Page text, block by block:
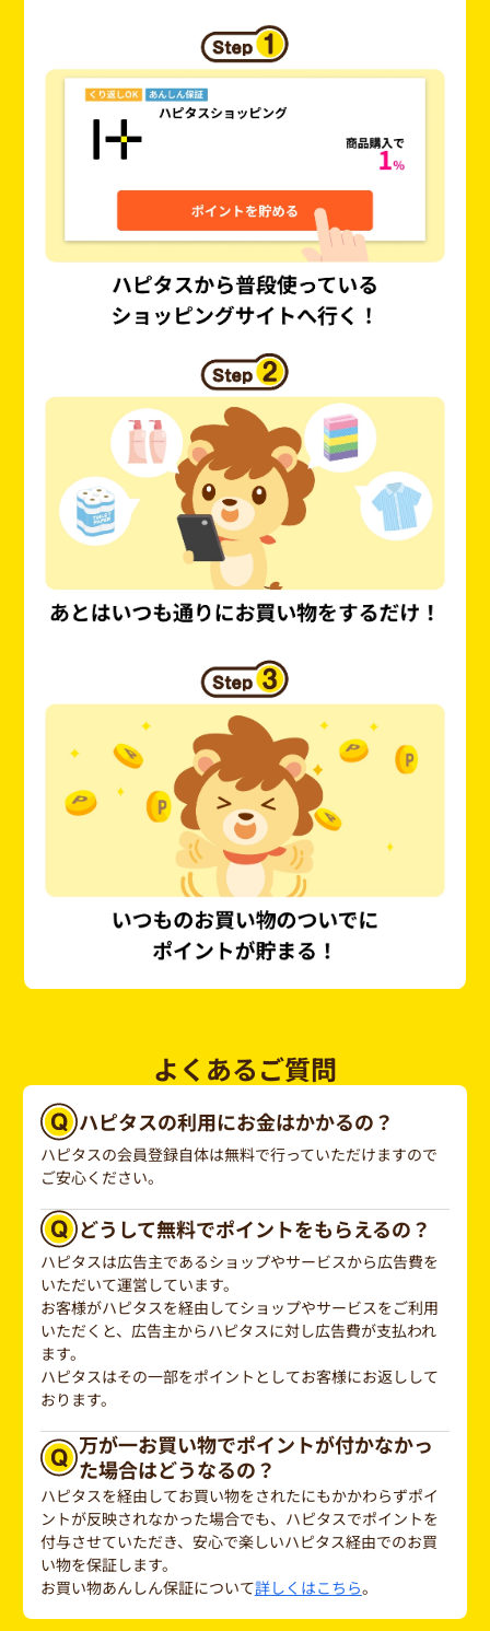
よくあるご質問
ハピタスの利用にお金はかかるの？
ハピタスの会員登録自体は無料で行っていただけますので
ご安心ください。
どうして無料でポイントをもらえるの？
ハピタスは広告主であるショップやサービスから広告費を
いただいて運営しています。
お客様がハピタスを経由してショップやサービスをご利用
いただくと、広告主からハピタスに対し広告費が支払われ
ます。
ハピタスはその一部をポイントとしてお客様にお返しして
おります。
万が一お買い物でポイントが付かなかっ
た場合はどうなるの？
ハピタスを経由してお買い物をされたにもかかわらずポイ
ントが反映されなかった場合でも、ハピタスでポイントを
付与させていただき、安心で楽しいハピタス経由でのお買
い物を保証します。
お買い物あんしん保証について詳しくはこちら。